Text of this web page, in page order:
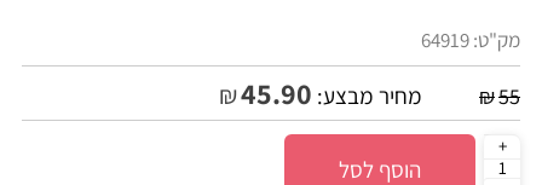
מק"ט:64919
₪55 מחיר מבצע: ₪45.90
הוסף לסל